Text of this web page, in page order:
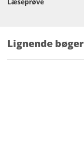
Lignende bøger